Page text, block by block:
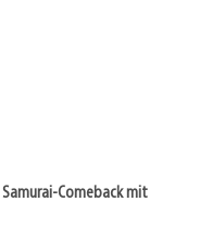
Comeback mit